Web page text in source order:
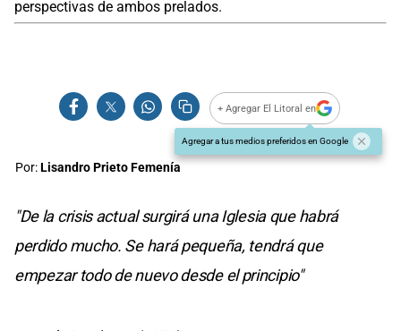
perspectivas de ambos prelados.
+ Agregar El Litoral en
Agregar a tus medios preferidos en Google
Por:Lisandro Prieto Femenía
"De la crisis actual surgirá una Iglesia que habrá
perdido mucho. Se hará pequeña, tendrá que
empezar todo de nuevo desde el principio"